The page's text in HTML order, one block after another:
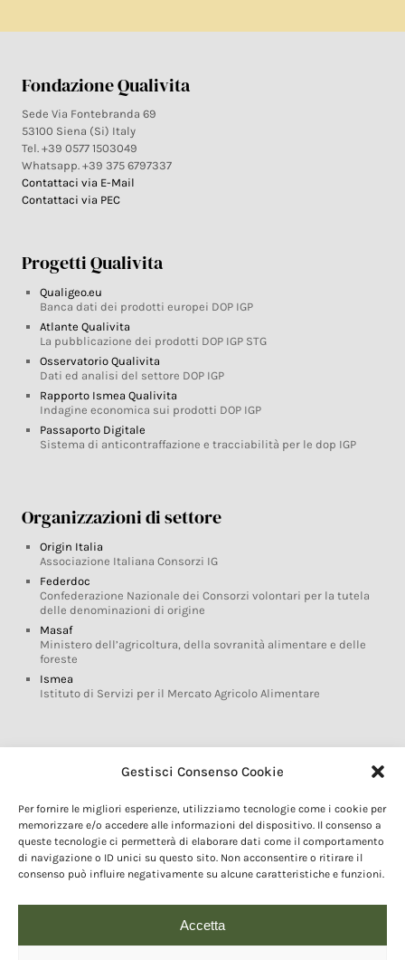
Gestisci Consenso Cookie
Per fornire le migliori esperienze, utilizziamo tecnologie come i cookie per
memorizzare e/o accedere alle informazioni del dispositivo. Il consenso a
queste tecnologie ci permetterà di elaborare dati come il comportamento
di navigazione o ID unici su questo sito. Non acconsentire o ritirare il
consenso può influire negativamente su alcune caratteristiche e funzioni.
Accetta
Fondazione Qualivita
Sede Via Fontebranda 69
53100 Siena (Si) Italy
Tel. +39 0577 1503049
Whatsapp. +39 375 6797337
Contattaci via E-Mail
Contattaci via PEC
Progetti Qualivita
Qualigeo.eu
Banca dati dei prodotti europei DOP IGP
Atlante Qualivita
La pubblicazione dei prodotti DOP IGP STG
Osservatorio Qualivita
Dati ed analisi del settore DOP IGP
Rapporto Ismea Qualivita
Indagine economica sui prodotti DOP IGP
Passaporto Digitale
Sistema di anticontraffazione e tracciabilità per le dop IGP
Organizzazioni di settore
Origin Italia
Associazione Italiana Consorzi IG
Federdoc
Confederazione Nazionale dei Consorzi volontari per la tutela
delle denominazioni di origine
Masaf
Ministero dell’agricoltura, della sovranità alimentare e delle
foreste
Ismea
Istituto di Servizi per il Mercato Agricolo Alimentare
Glossario DOP IGP
Marchi DOP IGP
Normativa prodotti DOP IGP
Consorzi di Tutela
Farm To Fork e prodotti DOP IGP